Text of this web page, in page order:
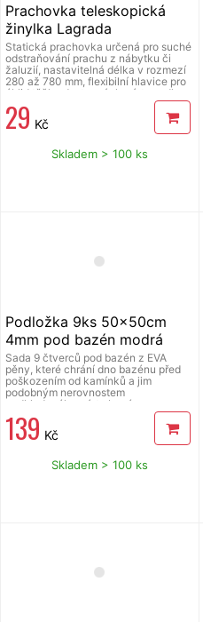
Prachovka teleskopická
žinylka Lagrada
Statická prachovka určená pro suché
odstraňování prachu z nábytku či
žaluzií, nastavitelná délka v rozmezí
280 až 780 mm, flexibilní hlavice pro
úklid těžko dostupných míst, madlo s
100% polyesterovým potahem,
princip vázání nečistot pomocí
statické elektřiny bez víření, zelená
29 Kč
Skladem > 100 ks
Podložka 9ks 50x50cm
4mm pod bazén modrá
Lagrada
Sada 9 čtverců pod bazén z EVA
pěny, které chrání dno bazénu před
poškozením od kamínků a jim
podobným nerovnostem
podkladového místa bazénu.
Tlouštka 4 mm. Při přesahu dna slouží
podložka pro ochoz kolem bazénu,
tím snížíte zanesení nečistot do
země. Jednoduchým poskládáním
dlaždic do formátu 3 x 3 ks získáte
139 Kč
Skladem > 100 ks